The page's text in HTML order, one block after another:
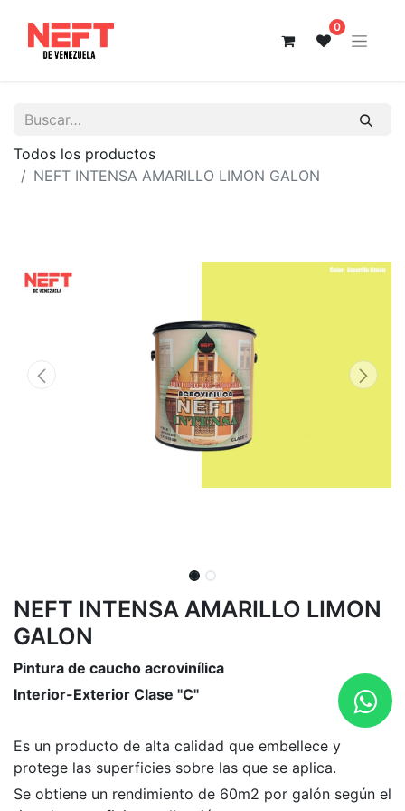
0
Todos los productos
NEFT INTENSA AMARILLO LIMON GALON
NEFT INTENSA AMARILLO LIMON
GALON
Pintura de caucho acrovinílica
Interior-Exterior Clase "C"
Es un producto de alta calidad que embellece y
protege las superficies sobre las que se aplica.
Se obtiene un rendimiento de 60m2 por galón según el